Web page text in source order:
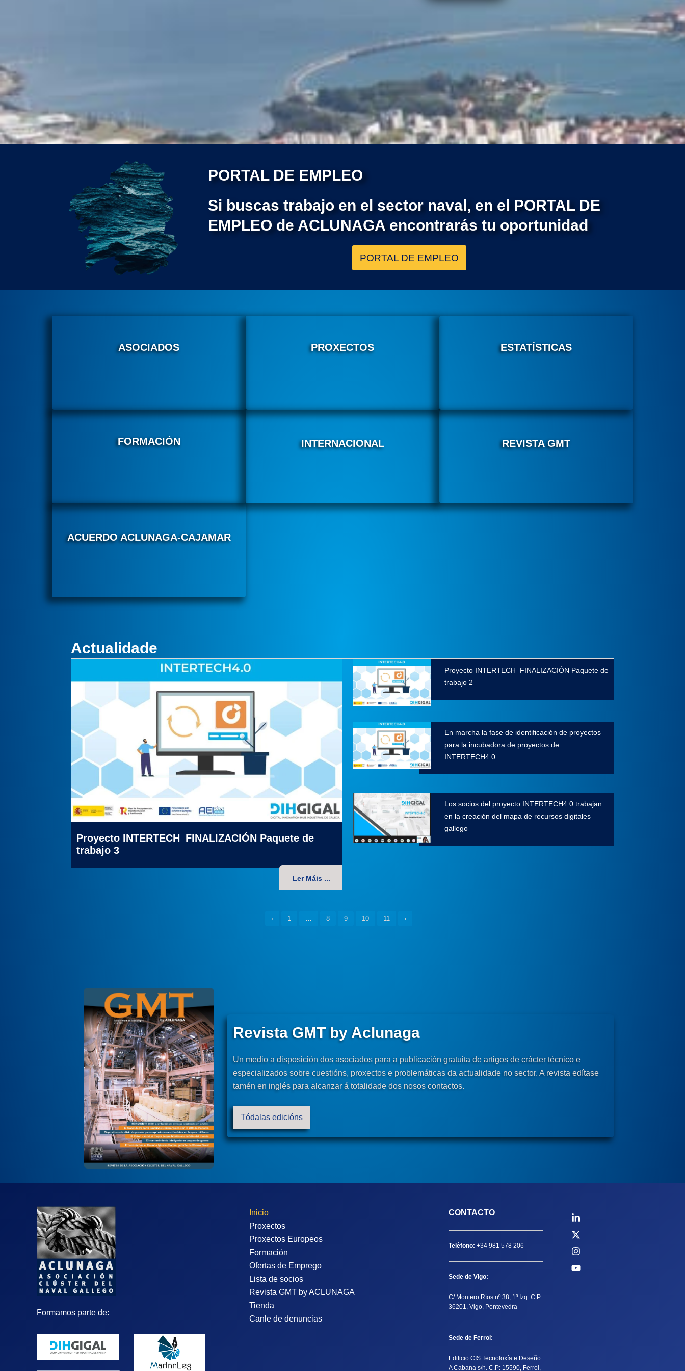
PORTAL DE EMPLEO
Si buscas trabajo en el sector naval, en el PORTAL DE
EMPLEO de ACLUNAGA encontrarás tu oportunidad
PORTAL DE EMPLEO
Actualidade
Proyecto INTERTECH_FINALIZACIÓN Paquete de
trabajo 3
Ler Máis ...
Proyecto INTERTECH_FINALIZACIÓN Paquete de
trabajo 2
En marcha la fase de identificación de proyectos
para la incubadora de proyectos de
INTERTECH4.0
Los socios del proyecto INTERTECH4.0 trabajan
en la creación del mapa de recursos digitales
gallego
‹ 1 … 8 9 10 11 ›
ASOCIADOS PROXECTOS ESTATÍSTICAS
FORMACIÓN INTERNACIONAL REVISTA GMT
ACUERDO ACLUNAGA-CAJAMAR
Revista GMT by Aclunaga
Un medio a disposición dos asociados para a publicación gratuita de artigos de crácter técnico e
especializados sobre cuestións, proxectos e problemáticas da actualidade no sector. A revista edítase
tamén en inglés para alcanzar á totalidade dos nosos contactos.
Tódalas edicións
Formamos parte de:
Inicio
Proxectos
Proxectos Europeos
Formación
Ofertas de Emprego
Lista de socios
Revista GMT by ACLUNAGA
Tienda
Canle de denuncias
CONTACTO
Teléfono: +34 981 578 206
Sede de Vigo:
C/ Montero Ríos nº 38, 1º Izq. C.P.:
36201, Vigo, Pontevedra
Sede de Ferrol:
Edificio CIS Tecnoloxía e Deseño.
A Cabana s/n. C.P: 15590, Ferrol,